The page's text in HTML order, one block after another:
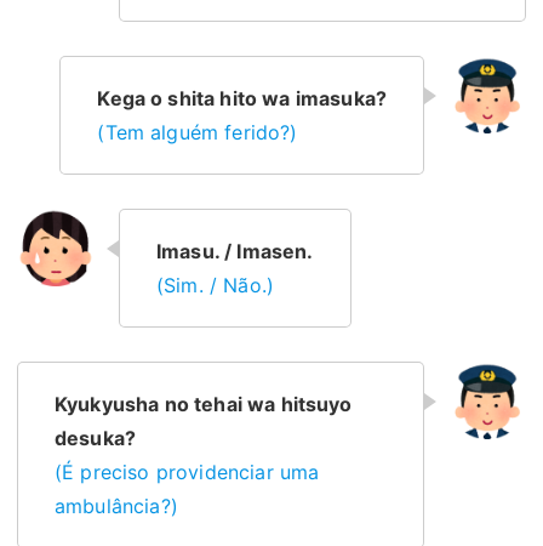
Kega o shita hito wa imasuka?
(Tem alguém ferido?)
Imasu. / Imasen.
(Sim. / Não.)
Kyukyusha no tehai wa hitsuyo
desuka?
(É preciso providenciar uma
ambulância?)